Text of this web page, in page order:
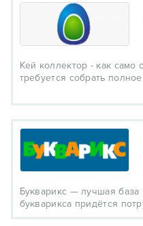
Кей коллектор - как
требуется собрать
Букварикс — лучшая
букварикса придётся